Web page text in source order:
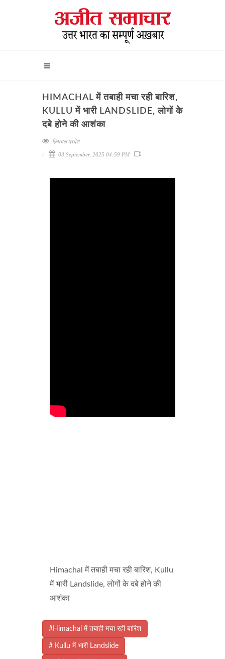
HIMACHAL में तबाही मचा रही बारिश,
KULLU में भारी LANDSLIDE, लोगों के
दबे होने की आशंका
हिमाचल प्रदेश
03 September, 2025 04:59 PM
Himachal में तबाही मचा रही बारिश, Kullu
में भारी Landslide, लोगों के दबे होने की
आशंका
#Himachal में तबाही मचा रही बारिश
# Kullu में भारी Landslide